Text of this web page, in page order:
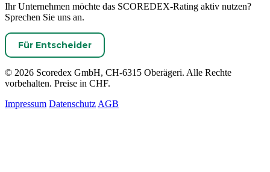
Ihr Unternehmen möchte das SCOREDEX-Rating aktiv nutzen?
Sprechen Sie uns an.
Für Entscheider
© 2026 Scoredex GmbH, CH-6315 Oberägeri. Alle Rechte
vorbehalten. Preise in CHF.
Impressum Datenschutz AGB